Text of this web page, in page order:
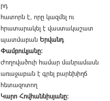
րդ
հատորն է, որը կազմել ու
հրատարակել է վաստակաշատ
պատմաբան Երվանդ
Փամբուկյանը։
Ժողովածուի համար մանրամասն
առաջաբան է գրել բարեխիղճ
հետազոտող
Կարո Հովհաննիսյանը։